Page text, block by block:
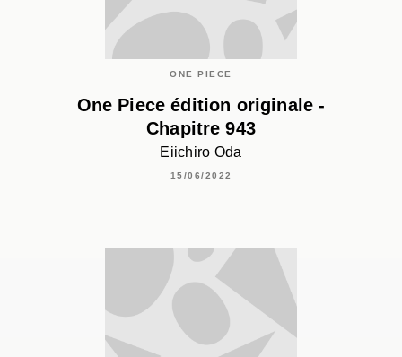
ONE PIECE
One Piece édition originale -
Chapitre 943
Eiichiro Oda
15/06/2022